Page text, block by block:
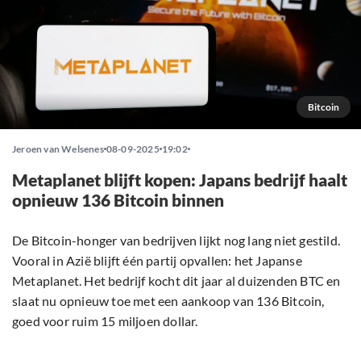
Bitcoin
Jeroen van Welsenes 08-09-2025 19:02
Metaplanet blijft kopen: Japans bedrijf haalt
opnieuw 136 Bitcoin binnen
De Bitcoin-honger van bedrijven lijkt nog lang niet gestild.
Vooral in Azië blijft één partij opvallen: het Japanse
Metaplanet. Het bedrijf kocht dit jaar al duizenden BTC en
slaat nu opnieuw toe met een aankoop van 136 Bitcoin,
goed voor ruim 15 miljoen dollar.